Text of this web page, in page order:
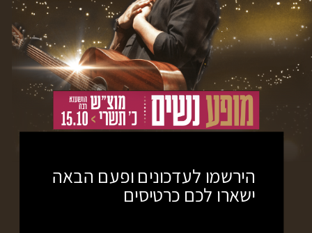
הירשמו לעדכונים ופעם הבאה
ישארו לכם כרטיסים